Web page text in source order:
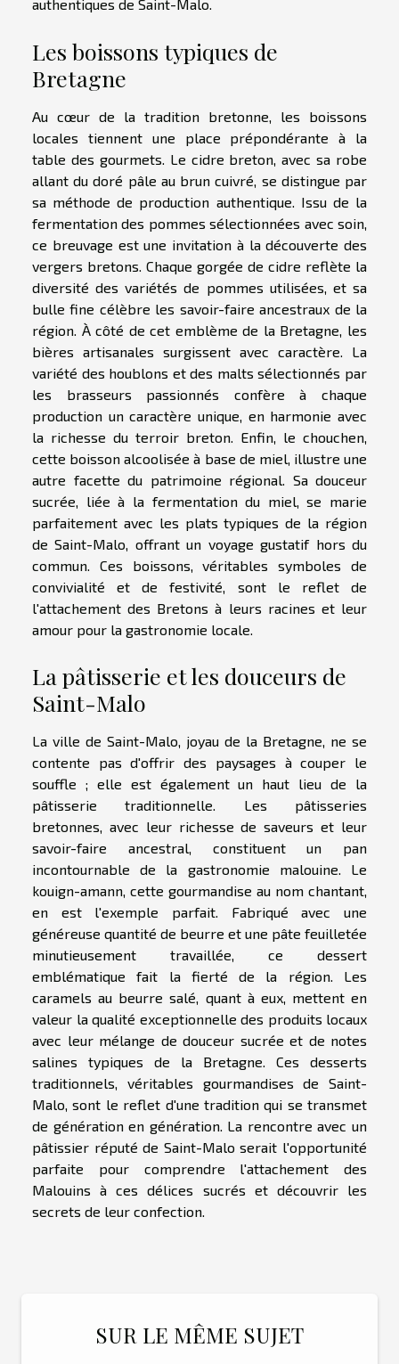
authentiques de Saint-Malo.
Les boissons typiques de
Bretagne
Au cœur de la tradition bretonne, les boissons
locales tiennent une place prépondérante à la
table des gourmets. Le cidre breton, avec sa robe
allant du doré pâle au brun cuivré, se distingue par
sa méthode de production authentique. Issu de la
fermentation des pommes sélectionnées avec soin,
ce breuvage est une invitation à la découverte des
vergers bretons. Chaque gorgée de cidre reflète la
diversité des variétés de pommes utilisées, et sa
bulle fine célèbre les savoir-faire ancestraux de la
région. À côté de cet emblème de la Bretagne, les
bières artisanales surgissent avec caractère. La
variété des houblons et des malts sélectionnés par
les brasseurs passionnés confère à chaque
production un caractère unique, en harmonie avec
la richesse du terroir breton. Enfin, le chouchen,
cette boisson alcoolisée à base de miel, illustre une
autre facette du patrimoine régional. Sa douceur
sucrée, liée à la fermentation du miel, se marie
parfaitement avec les plats typiques de la région
de Saint-Malo, offrant un voyage gustatif hors du
commun. Ces boissons, véritables symboles de
convivialité et de festivité, sont le reflet de
l'attachement des Bretons à leurs racines et leur
amour pour la gastronomie locale.
La pâtisserie et les douceurs de
Saint-Malo
La ville de Saint-Malo, joyau de la Bretagne, ne se
contente pas d'offrir des paysages à couper le
souffle ; elle est également un haut lieu de la
pâtisserie traditionnelle. Les pâtisseries
bretonnes, avec leur richesse de saveurs et leur
savoir-faire ancestral, constituent un pan
incontournable de la gastronomie malouine. Le
kouign-amann, cette gourmandise au nom chantant,
en est l'exemple parfait. Fabriqué avec une
généreuse quantité de beurre et une pâte feuilletée
minutieusement travaillée, ce dessert
emblématique fait la fierté de la région. Les
caramels au beurre salé, quant à eux, mettent en
valeur la qualité exceptionnelle des produits locaux
avec leur mélange de douceur sucrée et de notes
salines typiques de la Bretagne. Ces desserts
traditionnels, véritables gourmandises de Saint-
Malo, sont le reflet d'une tradition qui se transmet
de génération en génération. La rencontre avec un
pâtissier réputé de Saint-Malo serait l'opportunité
parfaite pour comprendre l'attachement des
Malouins à ces délices sucrés et découvrir les
secrets de leur confection.
SUR LE MÊME SUJET